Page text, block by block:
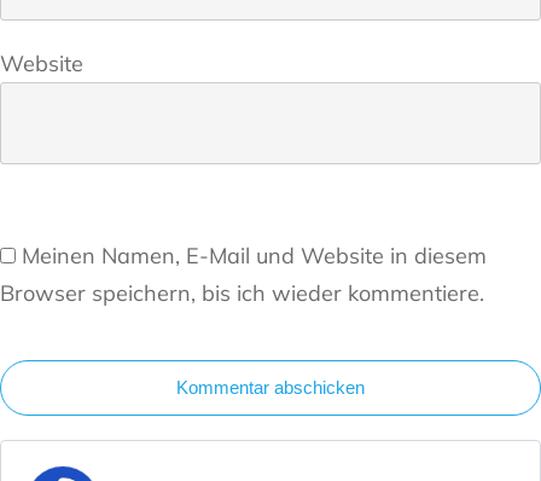
Website
Meinen Namen, E-Mail und Website in diesem
Browser speichern, bis ich wieder kommentiere.
Kommentar abschicken